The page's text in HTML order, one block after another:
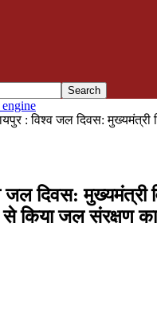
: विश्व जल दिवस: मुख्यमंत्री
जल दिवस: मुख्यमंत्री
से किया जल संरक्षण